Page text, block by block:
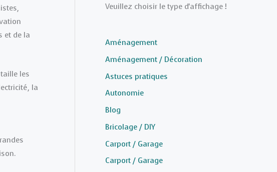
et de la
les
la
Veuillez choisir le type d'affichage !
Aménagement
Aménagement / Décoration
Astuces pratiques
Autonomie
Blog
Bricolage / DIY
Carport / Garage
Carport / Garage